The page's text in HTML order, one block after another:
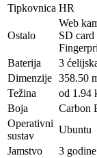
Tipkovnica HR
Ostalo
Web
SD card
Baterija
3
Dimenzije 358.50
Težina
od 1.94
Boja
Carbon
Operativni
sustav
Ubuntu
Jamstvo
3